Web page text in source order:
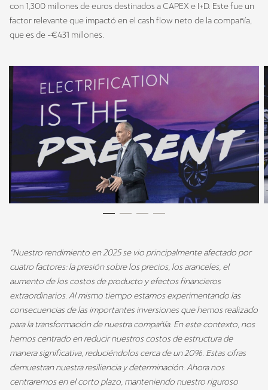
con 1,300 millones de euros destinados a CAPEX e I+D. Este fue un
factor relevante que impactó en el cash flow neto de la compañía,
que es de -€431 millones.
“Nuestro rendimiento en 2025 se vio principalmente afectado por
cuatro factores: la presión sobre los precios, los aranceles, el
aumento de los costos de producto y efectos financieros
extraordinarios. Al mismo tiempo estamos experimentando las
consecuencias de las importantes inversiones que hemos realizado
para la transformación de nuestra compañía. En este contexto, nos
hemos centrado en reducir nuestros costos de estructura de
manera significativa, reduciéndolos cerca de un 20%. Estas cifras
demuestran nuestra resiliencia y determinación. Ahora nos
centraremos en el corto plazo, manteniendo nuestro riguroso